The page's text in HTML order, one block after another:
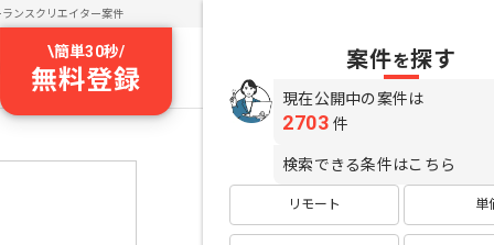
ランスクリエイター案件
\簡単30秒/
無料登録
案件を探す
現在公開中の案件は
2703 件
検索できる条件はこちら
リモート 単